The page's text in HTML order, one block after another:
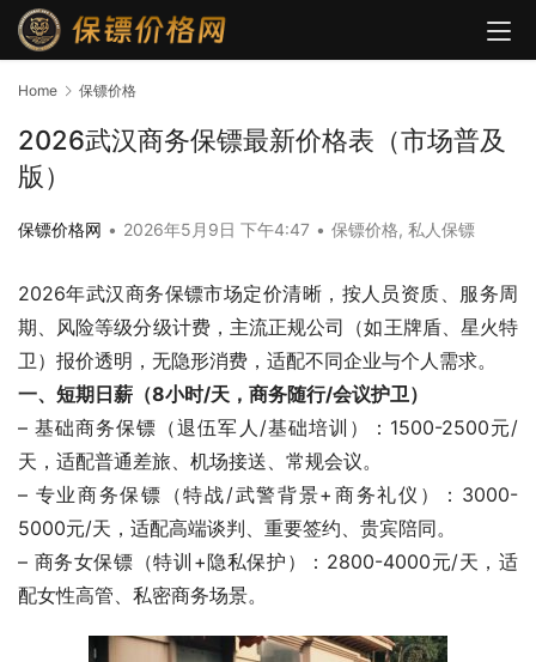
Home 保镖价格
2026武汉商务保镖最新价格表（市场普及
版）
保镖价格网 • 2026年5月9日 下午4:47 • 保镖价格, 私人保镖
2026年武汉商务保镖市场定价清晰，按人员资质、服务周
期、风险等级分级计费，主流正规公司（如王牌盾、星火特
卫）报价透明，无隐形消费，适配不同企业与个人需求。
一、短期日薪（8小时/天，商务随行/会议护卫）
– 基础商务保镖（退伍军人/基础培训）：1500-2500元/
天，适配普通差旅、机场接送、常规会议。
– 专业商务保镖（特战/武警背景+商务礼仪）：3000-
5000元/天，适配高端谈判、重要签约、贵宾陪同。
– 商务女保镖（特训+隐私保护）：2800-4000元/天，适
配女性高管、私密商务场景。